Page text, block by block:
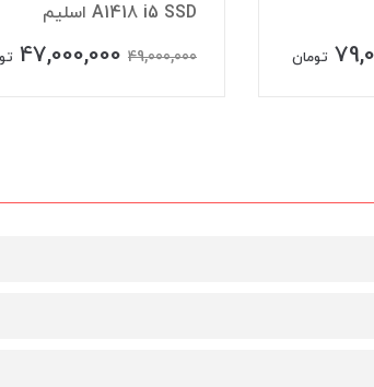
تومان
A1418 i5 SSD اسلیم
49,000,000
47,000,000